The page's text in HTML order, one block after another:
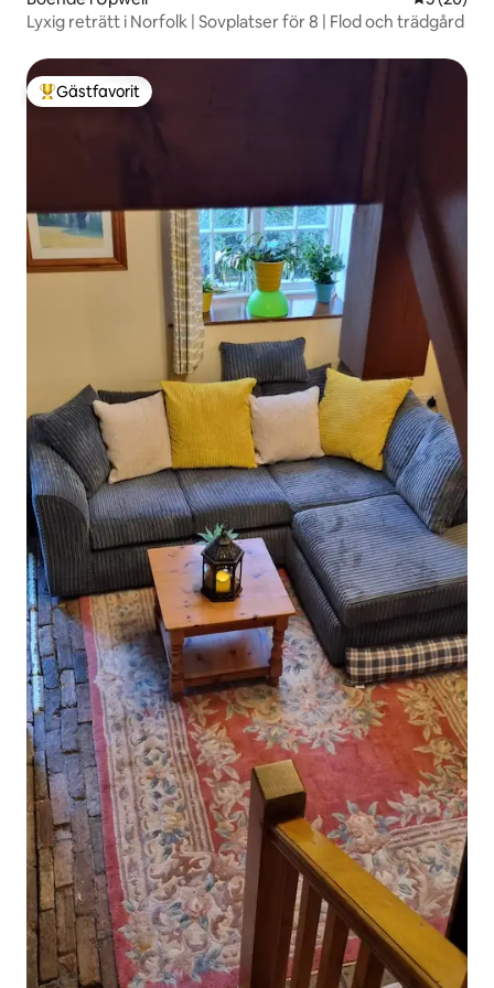
Lyxig reträtt i Norfolk | Sovplatser för 8 | Flod och trädgård
Populär gästfavorit
Gästfavorit